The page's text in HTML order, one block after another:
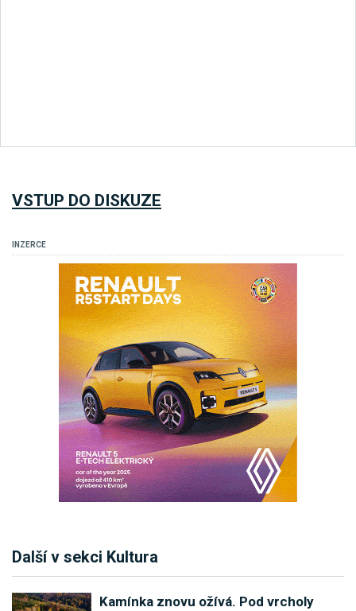
VSTUP DO DISKUZE
INZERCE
Další v sekci Kultura
Kamínka znovu ožívá. Pod vrcholy